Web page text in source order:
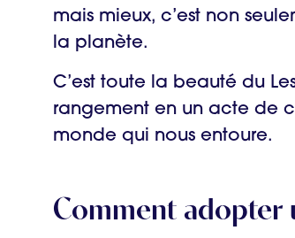
mais mieux, c’est non
la planète.
C’est toute la beauté du
rangement en un acte de
monde qui nous entoure.
Comment adopter